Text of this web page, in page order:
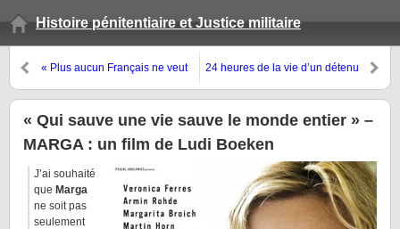
Histoire pénitentiaire et Justice militaire
« Plus aucun Français ne veut
24 heures de la vie d’un détenu
Mauzac…
« Qui sauve une vie sauve le monde entier » –
MARGA : un film de Ludi Boeken
J’ai souhaité
que Marga
ne soit pas
seulement